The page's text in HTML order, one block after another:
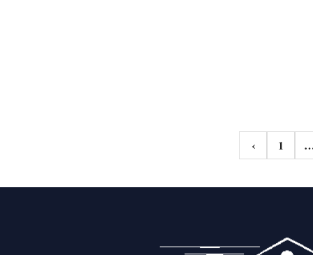
Navigazione
articoli
‹ 1